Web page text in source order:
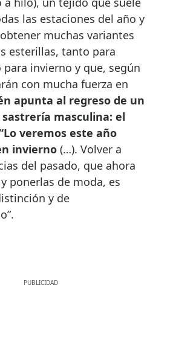
las estaciones del año y
muchas variantes
esterillas, tanto para
invierno y que, según
con mucha fuerza en
apunta al regreso de un
sastrería masculina: el
veremos este año
invierno (…). Volver a
del pasado, que ahora
ponerlas de moda, es
y de